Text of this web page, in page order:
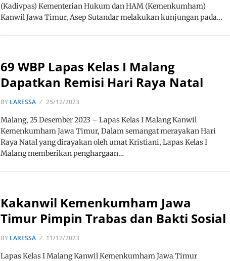
(Kadivpas) Kementerian Hukum dan HAM (Kemenkumham)
Kanwil Jawa Timur, Asep Sutandar melakukan kunjungan pada…
69 WBP Lapas Kelas I Malang
Dapatkan Remisi Hari Raya Natal
BY LARESSA 25/12/2023
Malang, 25 Desember 2023 – Lapas Kelas I Malang Kanwil
Kemenkumham Jawa Timur, Dalam semangat merayakan Hari
Raya Natal yang dirayakan oleh umat Kristiani, Lapas Kelas I
Malang memberikan penghargaan…
Kakanwil Kemenkumham Jawa
Timur Pimpin Trabas dan Bakti Sosial
BY LARESSA 11/12/2023
Lapas Kelas I Malang Kanwil Kemenkumham Jawa Timur